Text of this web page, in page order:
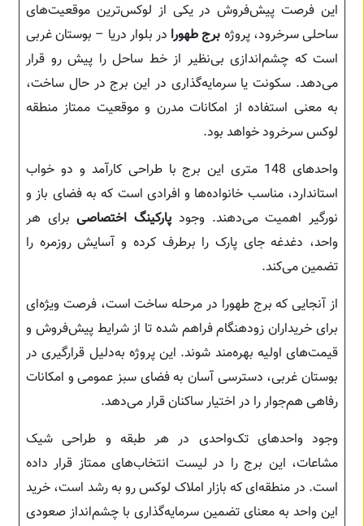
این فرصت پیش‌فروش در یکی از لوکس‌ترین موقعیت‌های
ساحلی سرخرود، پروژه برج طهورا در بلوار دریا – بوستان غربی
است که چشم‌اندازی بی‌نظیر از خط ساحل را پیش رو قرار
می‌دهد. سکونت یا سرمایه‌گذاری در این برج در حال ساخت،
به معنی استفاده از امکانات مدرن و موقعیت ممتاز منطقه‌
لوکس سرخرود خواهد بود.
واحدهای 148 متری این برج با طراحی کارآمد و دو خواب
استاندارد، مناسب خانواده‌ها و افرادی است که به فضای باز و
نورگیر اهمیت می‌دهند. وجود پارکینگ اختصاصیبرای هر
واحد، دغدغه جای پارک را برطرف کرده و آسایش روزمره را
تضمین می‌کند.
از آنجایی که برج طهورا در مرحله ساخت است، فرصت ویژه‌ای
برای خریداران زودهنگام فراهم شده تا از شرایط پیش‌فروش و
قیمت‌های اولیه بهره‌مند شوند. این پروژه به‌دلیل قرارگیری در
بوستان غربی، دسترسی آسان به فضای سبز عمومی و امکانات
رفاهی هم‌جوار را در اختیار ساکنان قرار می‌دهد.
وجود واحدهای تک‌واحدی در هر طبقه و طراحی شیک
مشاعات، این برج را در لیست انتخاب‌های ممتاز قرار داده
است. در منطقه‌ای که بازار املاک لوکس رو به رشد است، خرید
این واحد به معنای تضمین سرمایه‌گذاری با چشم‌انداز صعودی